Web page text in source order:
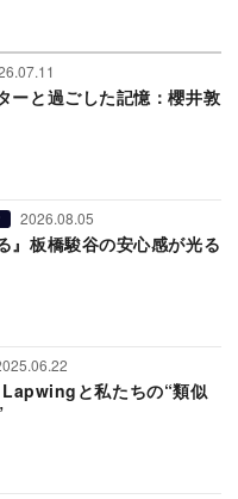
ーと過ごした記憶：櫻井敦
2026.08.05
』板橋駿谷の安心感が光る
と私たちの“類似